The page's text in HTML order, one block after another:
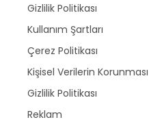
Gizlilik Politikası
Kullanım Şartları
Çerez Politikası
Kişisel Verilerin Korunması
Gizlilik Politikası
Reklam